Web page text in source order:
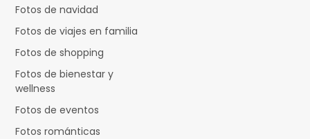
Fotos de navidad
Fotos de viajes en familia
Fotos de shopping
Fotos de bienestar y
wellness
Fotos de eventos
Fotos románticas